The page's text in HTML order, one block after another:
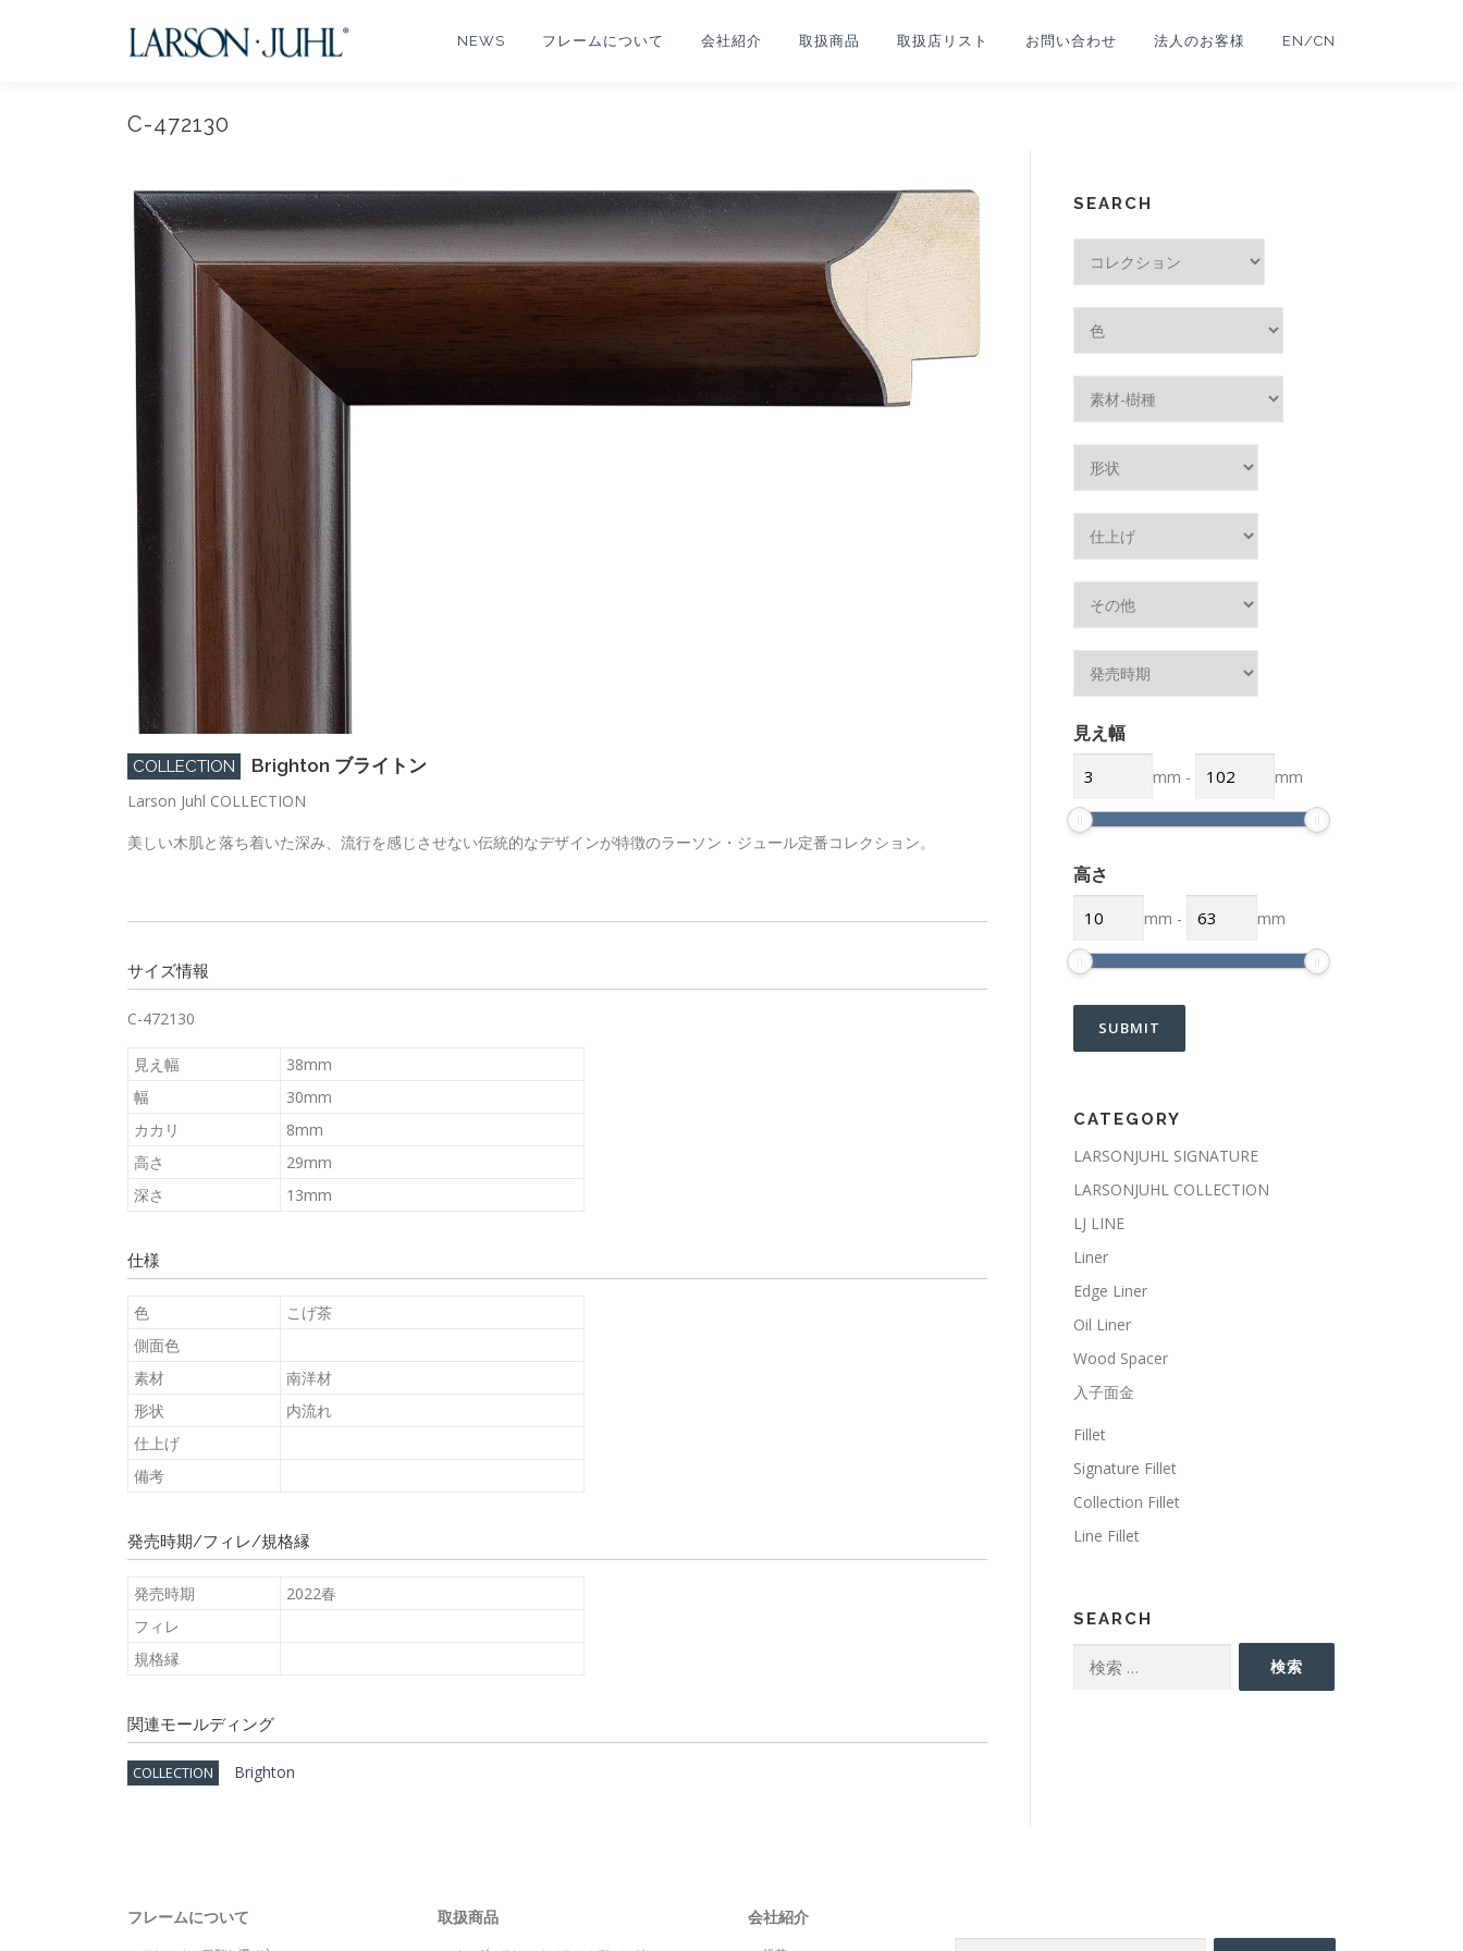
NEWS フレームについて 会社紹介 取扱商品 取扱店リスト お問い合わせ 法人のお客様 EN/CN
C-472130
COLLECTION Brighton ブライトン
Larson Juhl COLLECTION
美しい木肌と落ち着いた深み、流行を感じさせない伝統的なデザインが特徴のラーソン・ジュール定番コレクション。
サイズ情報
C-472130
見え幅
38mm
幅
30mm
カカリ
8mm
高さ
29mm
深さ
13mm
仕様
色
こげ茶
側面色
素材
南洋材
形状
内流れ
仕上げ
備考
発売時期/フィレ/規格縁
発売時期
2022春
フィレ
規格縁
関連モールディング
COLLECTION Brighton
SEARCH
見え幅
mm - mm
高さ
mm - mm
CATEGORY
LARSONJUHL SIGNATURE
LARSONJUHL COLLECTION
LJ LINE
Liner
Edge Liner
Oil Liner
Wood Spacer
入子面金
Fillet
Signature Fillet
Collection Fillet
Line Fillet
SEARCH
検索
フレームについて 取扱商品 会社紹介